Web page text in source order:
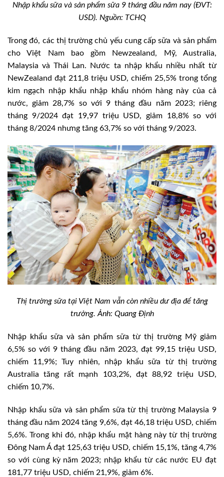
Nhập khẩu sữa và sản phẩm sữa 9 tháng đầu năm nay (ĐVT:
USD). Nguồn: TCHQ
Trong đó, các thị trường chủ yếu cung cấp sữa và sản phẩm
cho Việt Nam bao gồm Newzealand, Mỹ, Australia,
Malaysia và Thái Lan. Nước ta nhập khẩu nhiều nhất từ
NewZealand đạt 211,8 triệu USD, chiếm 25,5% trong tổng
kim ngạch nhập khẩu nhập khẩu nhóm hàng này của cả
nước, giảm 28,7% so với 9 tháng đầu năm 2023; riêng
tháng 9/2024 đạt 19,97 triệu USD, giảm 18,8% so với
tháng 8/2024 nhưng tăng 63,7% so với tháng 9/2023.
Thị trường sữa tại Việt Nam vẫn còn nhiều dư địa để tăng
trưởng. Ảnh: Quang Định
Nhập khẩu sữa và sản phẩm sữa từ thị trường Mỹ giảm
6,5% so với 9 tháng đầu năm 2023, đạt 99,15 triệu USD,
chiếm 11,9%; Tuy nhiên, nhập khẩu sữa từ thị trường
Australia tăng rất mạnh 103,2%, đạt 88,92 triệu USD,
chiếm 10,7%.
Nhập khẩu sữa và sản phẩm sữa từ thị trường Malaysia 9
tháng đầu năm 2024 tăng 9,6%, đạt 46,18 triệu USD, chiếm
5,6%. Trong khi đó, nhập khẩu mặt hàng này từ thị trường
Đông Nam Á đạt 125,63 triệu USD, chiếm 15,1%, tăng 4,7%
so với cùng kỳ năm 2023; nhập khẩu từ các nước EU đạt
181,77 triệu USD, chiếm 21,9%, giảm 6%.